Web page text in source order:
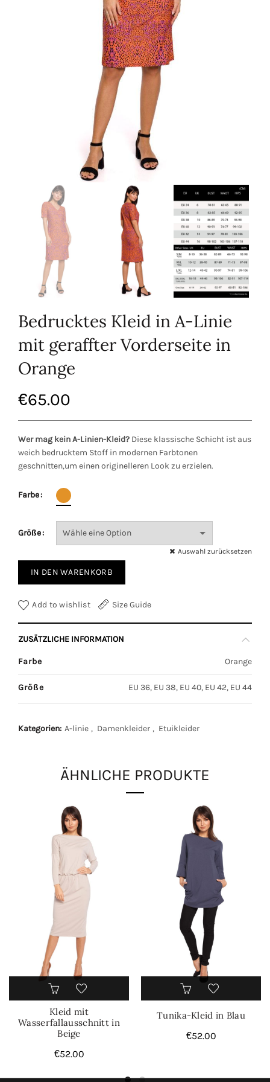
Bedrucktes Kleid in A-Linie
mit geraffter Vorderseite in
Orange
€65.00
Wer mag kein A-Linien-Kleid? Diese klassische Schicht ist aus
weich bedrucktem Stoff in modernen Farbtonen
geschnitten,um einen originelleren Look zu erzielen.
Farbe
Größe
Auswahl zurücksetzen
IN DEN WARENKORB
Add to wishlist Size Guide
ZUSÄTZLICHE INFORMATION
Farbe Orange
Größe EU 36, EU 38, EU 40, EU 42, EU 44
Kategorien: A-linie , Damenkleider , Etuikleider
ÄHNLICHE PRODUKTE
Kleid mit
Wasserfallausschnitt in
Beige
€52.00
Tunika-Kleid in Blau
€52.00